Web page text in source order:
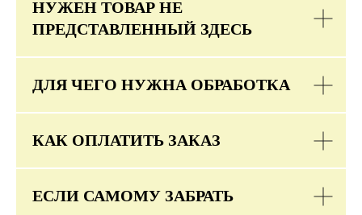
НУЖЕН ТОВАР НЕ
ПРЕДСТАВЛЕННЫЙ ЗДЕСЬ
ДЛЯ ЧЕГО НУЖНА ОБРАБОТКА
КАК ОПЛАТИТЬ ЗАКАЗ
ЕСЛИ САМОМУ ЗАБРАТЬ